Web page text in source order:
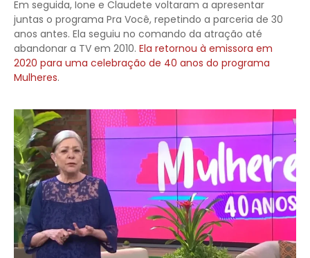
Em seguida, Ione e Claudete voltaram a apresentar
juntas o programa Pra Você, repetindo a parceria de 30
anos antes. Ela seguiu no comando da atração até
abandonar a TV em 2010. Ela retornou à emissora em
2020 para uma celebração de 40 anos do programa
Mulheres.